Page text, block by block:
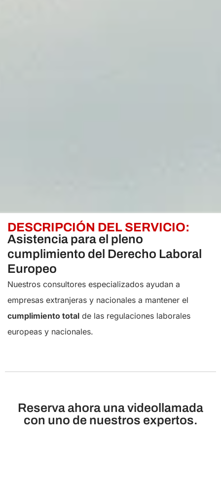
DESCRIPCIÓN DEL SERVICIO:
Asistencia para el pleno
cumplimiento del Derecho Laboral
Europeo
Nuestros consultores especializados ayudan a
empresas extranjeras y nacionales a mantener el
cumplimiento total de las regulaciones laborales
europeas y nacionales.
Reserva ahora una videollamada
con uno de nuestros expertos.